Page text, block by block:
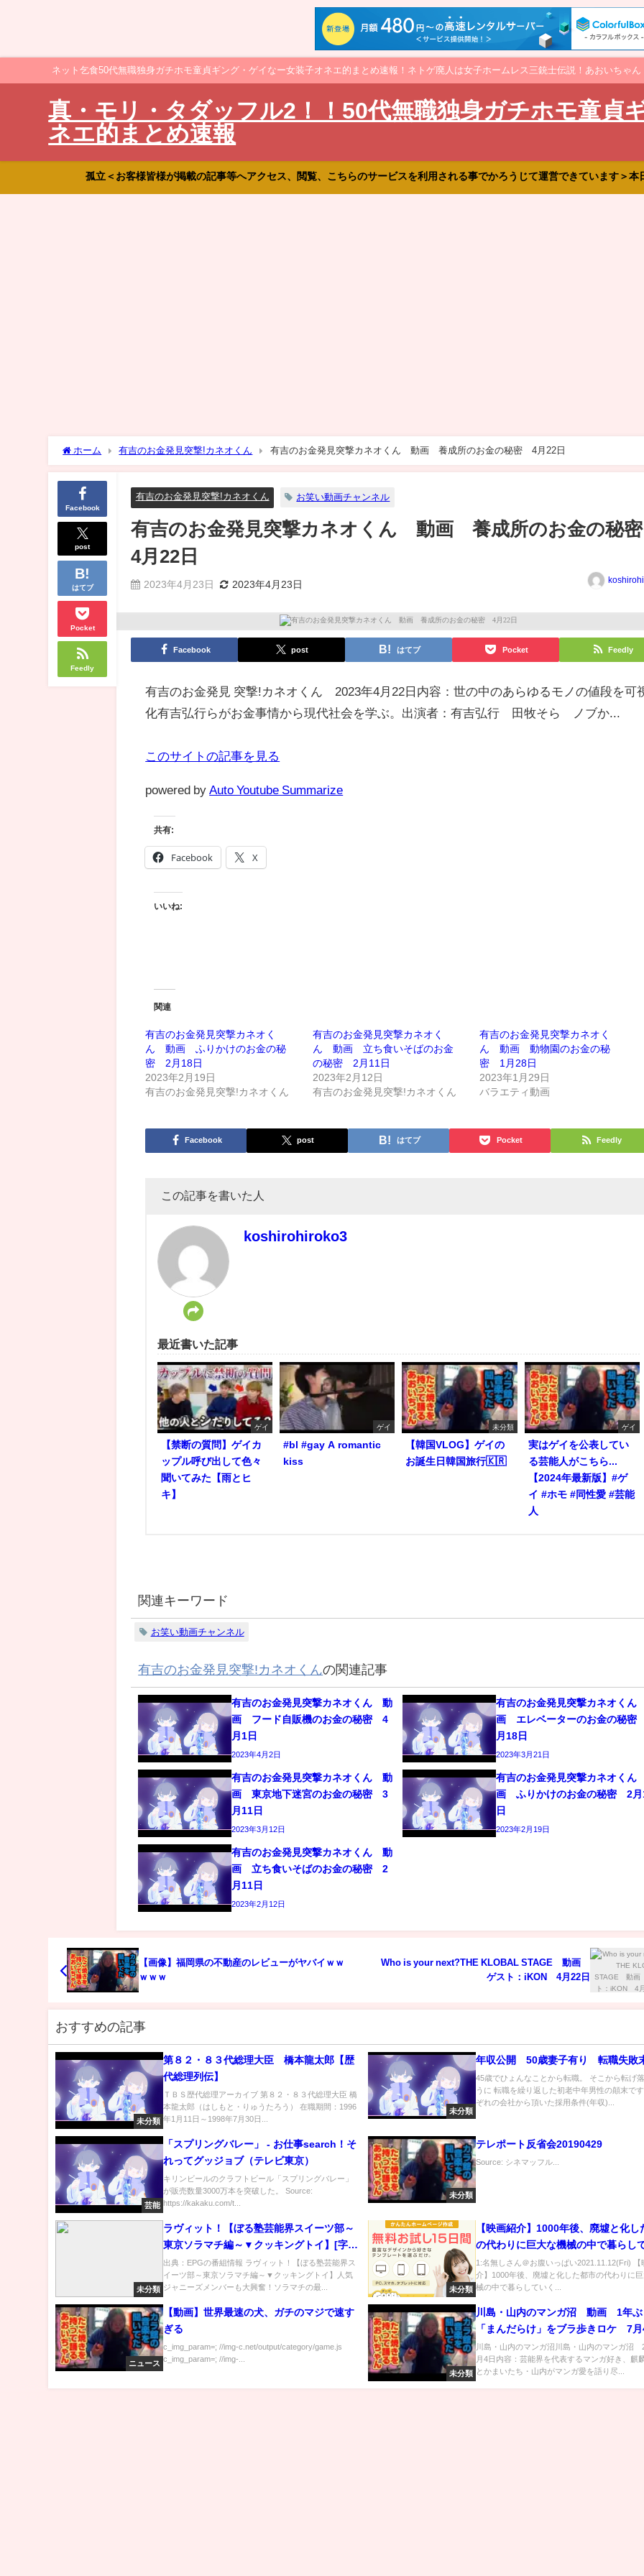
ネット乞食50代無職独身ガチホモ童貞ギング・ゲイなー女装子オネエ的まとめ速報！ネトゲ廃人は女子ホームレス三銃士伝説！あおいちゃ
真・モリ・タダッフル2！！50代無職独身ガチホモ童貞
ネエ的まとめ速報
孤立＜お客様皆様が掲載の記事等へアクセス、閲覧、こちらのサービスを利用される事でかろうじて運営できています＞
ホーム 有吉のお金発見突撃!カネオくん 有吉のお金発見突撃カネオくん 動画 養成所のお金の秘密 4月22日
Facebook
post
はてブ
Pocket
Feedly
有吉のお金発見突撃!カネオくん お笑い動画チャンネル
有吉のお金発見突撃カネオくん 動画 養成所のお金の
4月22日
2023年4月23日 2023年4月23日
Facebook post はてブ Pocket Feedly
有吉のお金発見 突撃!カネオくん 2023年4月22日内容：世の中のあらゆるモノの値段を可
化有吉弘行らがお金事情から現代社会を学ぶ。出演者：有吉弘行 田牧そら ノブか...
このサイトの記事を見る
powered by Auto Youtube Summarize
共有:
Facebook X
いいね:
関連
有吉のお金発見突撃カネオく
ん 動画 ふりかけのお金の秘
密 2月18日
2023年2月19日
有吉のお金発見突撃!カネオくん
有吉のお金発見突撃カネオく
ん 動画 立ち食いそばのお金
の秘密 2月11日
2023年2月12日
有吉のお金発見突撃!カネオくん
有吉のお金発見突撃カネオく
ん 動画 動物園のお金の秘
密 1月28日
2023年1月29日
バラエティ動画
Facebook post はてブ Pocket Feedly
この記事を書いた人
koshirohiroko3
最近書いた記事
ゲイ
【禁断の質問】ゲイカ
ップル呼び出して色々
聞いてみた【雨とヒ
キ】
ゲイ
#bl #gay A romantic
kiss
未分類
【韓国VLOG】ゲイの
お誕生日韓国旅行🇰🇷
ゲイ
実はゲイを公表してい
る芸能人がこちら...
【2024年最新版】#ゲ
イ #ホモ #同性愛 #芸能
人
関連キーワード
お笑い動画チャンネル
有吉のお金発見突撃!カネオくんの関連記事
有吉のお金発見突撃カネオくん 動
画 フード自販機のお金の秘密 4
月1日
2023年4月2日
有吉のお金発見突撃カネオく
画 エレベーターのお金の秘
月18日
2023年3月21日
有吉のお金発見突撃カネオくん 動
画 東京地下迷宮のお金の秘密 3
月11日
2023年3月12日
有吉のお金発見突撃カネオく
画 ふりかけのお金の秘密 2月
日
2023年2月19日
有吉のお金発見突撃カネオくん 動
画 立ち食いそばのお金の秘密 2
月11日
2023年2月12日
【画像】福岡県の不動産のレビューがヤバイｗｗ
ｗｗｗ
Who is your next?THE KLOBAL STAGE 動画
ゲスト：iKON 4月22日
おすすめの記事
未分類
第８２・８３代総理大臣 橋本龍太郎【歴
代総理列伝】
ＴＢＳ歴代総理アーカイブ 第８２・８３代総理大臣 橋
本龍太郎（はしもと・りゅうたろう） 在職期間：1996
年1月11日～1998年7月30日...
未分類
年収公開 50歳妻子有り 転職失敗
45歳でひょんなことから転職。 そこから転げ
うに 転職を繰り返した初老中年男性の顛末で
ぞれの会社から頂いた採用条件(年収)...
芸能
「スプリングバレー」 - お仕事search！そ
れってグッジョブ（テレビ東京）
キリンビールのクラフトビール「スプリングバレー」
が販売数量3000万本を突破した。 Source:
https://kakaku.com/t...
未分類
テレポート反省会20190429
Source: シネマッフル...
未分類
ラヴィット！【ぼる塾芸能界スイーツ部～
東京ソラマチ編～▼クッキングトイ】[字]
…の番組内容解析まとめ
出典：EPGの番組情報 ラヴィット！【ぼる塾芸能界ス
イーツ部～東京ソラマチ編～▼クッキングトイ】人気
ジャニーズメンバーも大興奮！ソラマチの最...
未分類
【映画紹介】1000年後、廃墟と化し
の代わりに巨大な機械の中で暮らし
新しい人類
1:名無しさん＠お腹いっぱい2021.11.12(Fri) 【
介】1000年後、廃墟と化した都市の代わりに
械の中で暮らしていく...
ニュース
【動画】世界最速の犬、ガチのマジで速す
ぎる
c_img_param=; //img-c.net/output/category/game.js
c_img_param=; //img-...
未分類
川島・山内のマンガ沼 動画 1年ぶ
「まんだらけ」をブラ歩きロケ 7
川島・山内のマンガ沼川島・山内のマンガ沼
月4日内容：芸能界を代表するマンガ好き、麒
とかまいたち・山内がマンガ愛を語り尽...